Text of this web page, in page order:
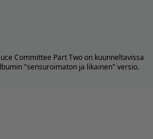
Committee Part Two on kuunneltavissa
"sensuroimaton ja likainen" versio.